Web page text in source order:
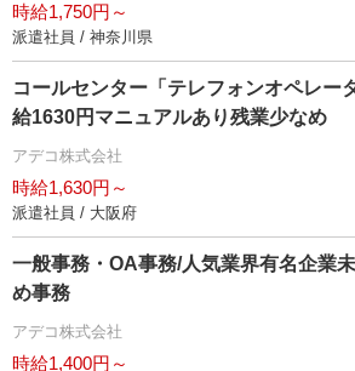
時給1,750円～
派遣社員 / 神奈川県
コールセンター「テレフォンオペレー
給1630円マニュアルあり残業少なめ
アデコ株式会社
時給1,630円～
派遣社員 / 大阪府
一般事務・OA事務/人気業界有名企業
め事務
アデコ株式会社
時給1,400円～